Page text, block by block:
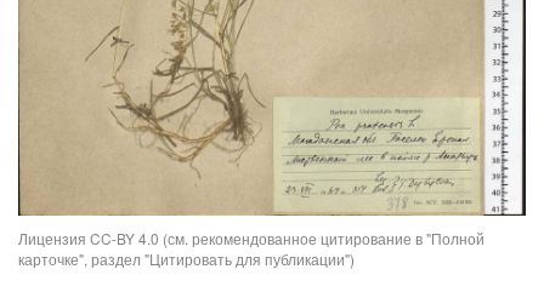
Лицензия CC-BY 4.0 (см. рекомендованное цитирование в "Полной
карточке", раздел "Цитировать для публикации")